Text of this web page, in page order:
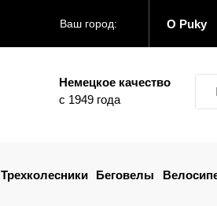
Ваш город: О Puky
Немецкое качество
с 1949 года
Трехколесники Беговелы